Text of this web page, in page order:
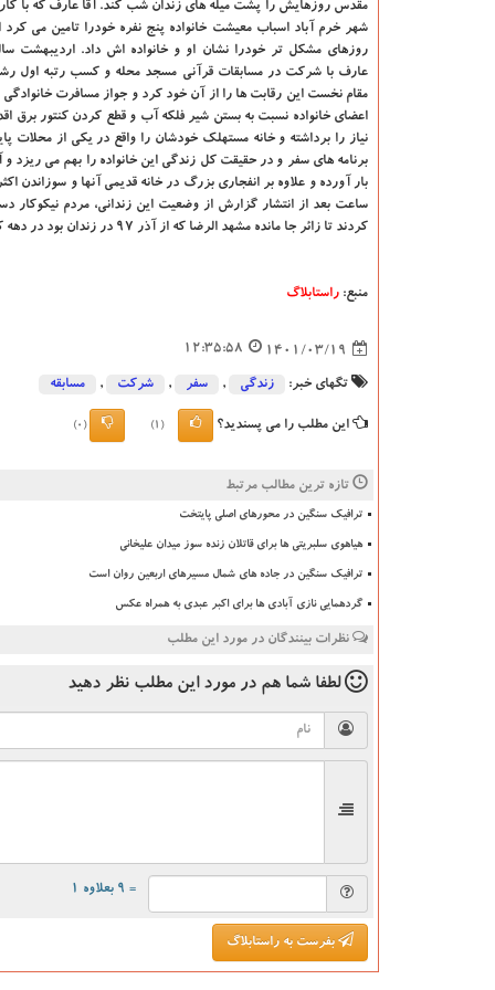
مقدس روزهایش را پشت میله های زندان شب کند. آقا عارف که با کار
شهر خرم آباد اسباب معیشت خانواده پنج نفره خودرا تامین می کرد
عارف با شرکت در مسابقات قرآنی مسجد محله و کسب رتبه اول
مقام نخست این رقابت ها را از آن خود کرد و جواز مسافرت
اعضای خانواده نسبت به بستن شیر فلکه آب و قطع کردن کنتور برق
نیاز را برداشته و خانه مستهلک خودشان را واقع در یکی از محلات
برنامه های سفر و در حقیقت کل زندگی این خانواده را بهم می ریزد
بار آورده و علاوه بر انفجاری بزرگ در خانه قدیمی آنها و
کردند تا زائر جا مانده مشهد الرضا که از آذر ۹۷ در زندان بود در دهه کرامت از زندان آزاد و انشالله باز هم زائر مشهد شود.
منبع: راستابلاگ
1401/03/19
12:35:58
تگهای خبر: زندگی , سفر , شركت , مسابقه
این مطلب را می پسندید؟ (1)
(0)
تازه ترین مطالب مرتبط
ترافیک سنگین در محورهای اصلی پایتخت
هیاهوی سلبریتی ها برای قاتلان زنده سوز میدان علیخانی
ترافیک سنگین در جاده های شمال مسیرهای اربعین روان است
گردهمایی نازی آبادی ها برای اکبر عبدی به همراه عکس
نظرات بینندگان در مورد این مطلب
لطفا شما هم در مورد این مطلب نظر دهید
= ۹ بعلاوه ۱
بفرست به راستابلاگ